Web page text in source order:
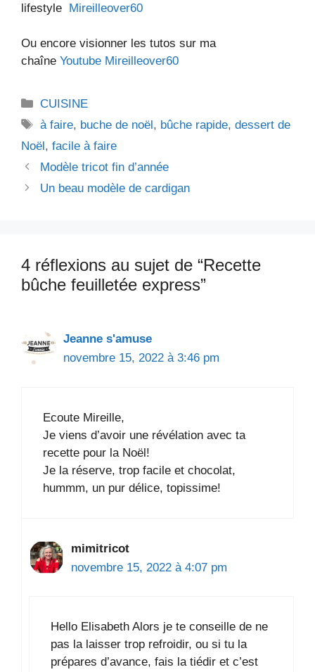
lifestyle Mireilleover60
Ou encore visionner les tutos sur ma
chaîne Youtube Mireilleover60
Catégories
CUISINE
Étiquettes
à faire, buche de noël, bûche rapide,dessert de
Noël, facile à faire
Modèle tricot fin d’année
Un beau modèle de cardigan
4 réflexions au sujet de “Recette
bûche feuilletée express”
Jeanne s'amuse
novembre 15, 2022 à 3:46 pm
Ecoute Mireille,
Je viens d’avoir une révélation avec ta
recette pour la Noël!
Je la réserve, trop facile et chocolat,
hummm, un pur délice, topissime!
mimitricot
novembre 15, 2022 à 4:07 pm
Hello Elisabeth Alors je te conseille de ne
pas la laisser trop refroidir, ou si tu la
prépares d’avance, fais la tiédir et c’est